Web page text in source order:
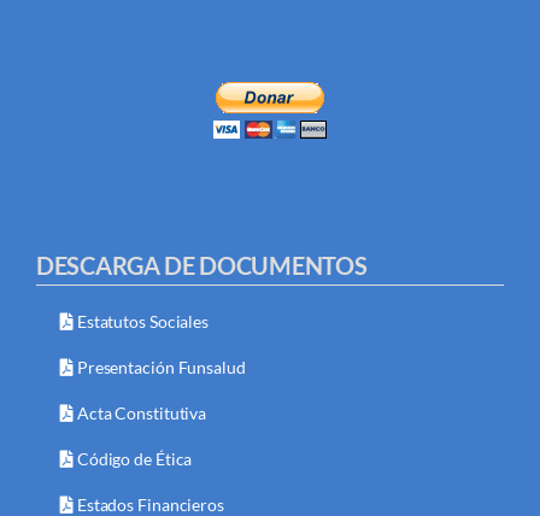
DESCARGA DE DOCUMENTOS
Estatutos Sociales
Presentación Funsalud
Acta Constitutiva
Código de Ética
Estados Financieros